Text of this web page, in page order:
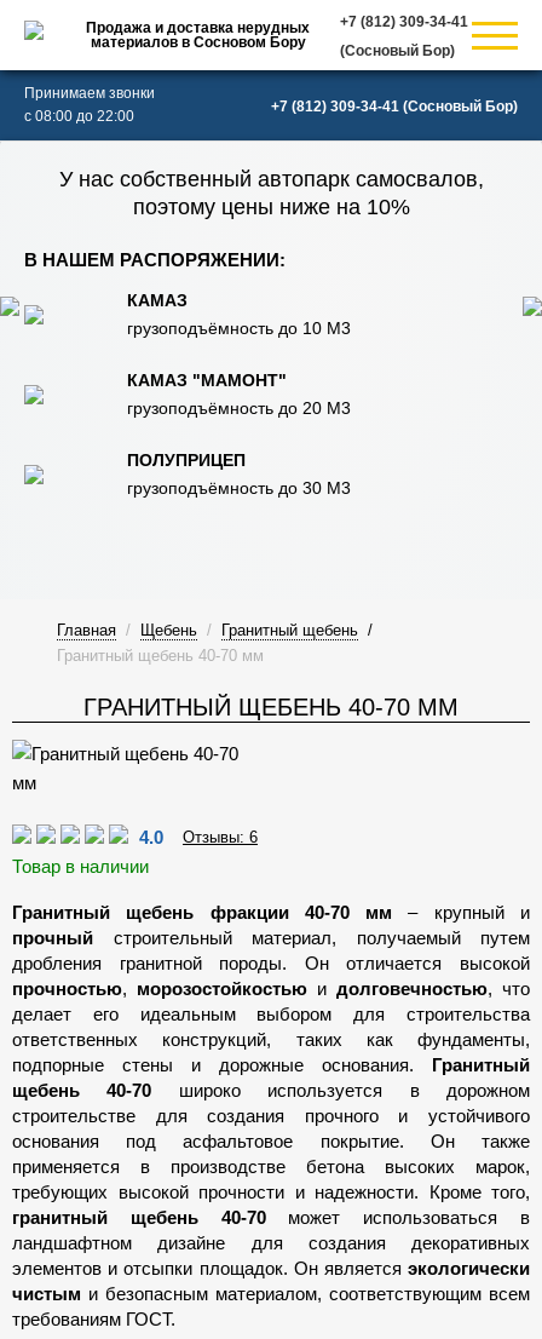
Продажа и доставка нерудных
материалов в Сосновом Бору
(Сосновый Бор)
Принимаем звонки
с 08:00 до 22:00
(Сосновый Бор)
В НАШЕМ РАСПОРЯЖЕНИИ:
КАМАЗ
грузоподъёмность до 10 М3
КАМАЗ "МАМОНТ"
грузоподъёмность до 20 М3
ПОЛУПРИЦЕП
грузоподъёмность до 30 М3
У нас собственный автопарк самосвалов,
поэтому цены ниже на 10%
Главная / Щебень / Гранитный щебень /
Гранитный щебень 40-70 мм
ГРАНИТНЫЙ ЩЕБЕНЬ 40-70 ММ
4.0 Отзывы: 6
Товар в наличии
Гранитный щебень фракции 40-70 мм – крупный и
прочный строительный материал, получаемый путем
дробления гранитной породы. Он отличается высокой
прочностью, морозостойкостью и долговечностью, что
делает его идеальным выбором для строительства
ответственных конструкций, таких как фундаменты,
подпорные стены и дорожные основания. Гранитный
щебень 40-70 широко используется в дорожном
строительстве для создания прочного и устойчивого
основания под асфальтовое покрытие. Он также
применяется в производстве бетона высоких марок,
требующих высокой прочности и надежности. Кроме того,
гранитный щебень 40-70может использоваться в
ландшафтном дизайне для создания декоративных
элементов и отсыпки площадок. Он является экологически
чистым и безопасным материалом, соответствующим всем
требованиям ГОСТ.